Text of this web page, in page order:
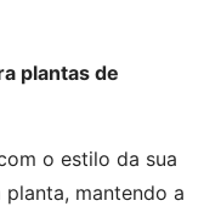
plantas de
o estilo da sua
mantendo a